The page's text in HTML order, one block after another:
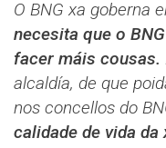
O BNG xa goberna
necesita que o
facer máis cousas.
alcaldía, de que
nos concellos do
calidade de vida